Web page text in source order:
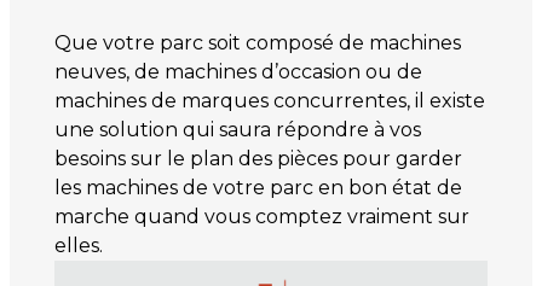
Que votre parc soit composé de machines
neuves, de machines d’occasion ou de
machines de marques concurrentes, il existe
une solution qui saura répondre à vos
besoins sur le plan des pièces pour garder
les machines de votre parc en bon état de
marche quand vous comptez vraiment sur
elles.